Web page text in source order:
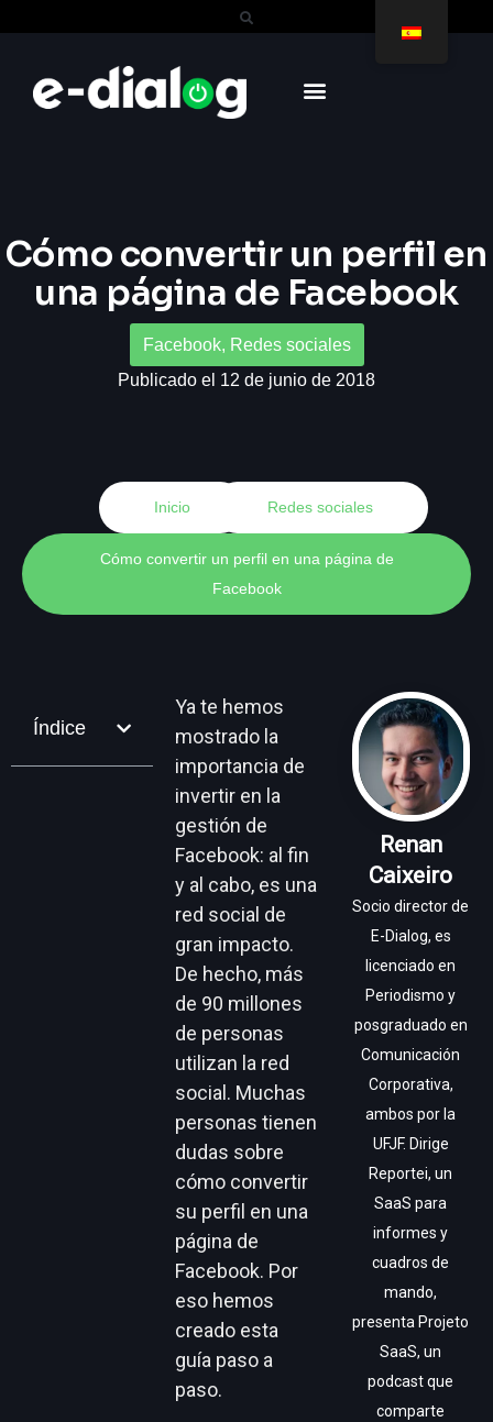
Cómo convertir un perfil en
una página de Facebook
Facebook, Redes sociales
Publicado el 12 de junio de 2018
Inicio Redes sociales
Cómo convertir un perfil en una página de
Facebook
Índice
Ya te hemos
mostrado la
importancia de
invertir en la
gestión de
Facebook: al fin
y al cabo, es una
red social de
gran impacto.
De hecho, más
de 90 millones
de personas
utilizan la red
social. Muchas
personas tienen
dudas sobre
cómo convertir
su perfil en una
página de
Facebook. Por
eso hemos
creado esta
guía paso a
paso.
Renan
Caixeiro
Socio director de
E-Dialog, es
licenciado en
Periodismo y
posgraduado en
Comunicación
Corporativa,
ambos por la
UFJF. Dirige
Reportei, un
SaaS para
informes y
cuadros de
mando,
presenta Projeto
SaaS, un
podcast que
comparte